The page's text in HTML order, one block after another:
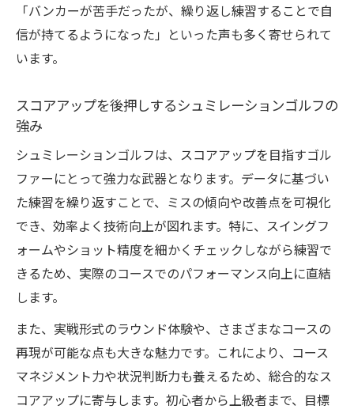
「バンカーが苦手だったが、繰り返し練習することで自
信が持てるようになった」といった声も多く寄せられて
います。
スコアアップを後押しするシュミレーションゴルフの
強み
シュミレーションゴルフは、スコアアップを目指すゴル
ファーにとって強力な武器となります。データに基づい
た練習を繰り返すことで、ミスの傾向や改善点を可視化
でき、効率よく技術向上が図れます。特に、スイングフ
ォームやショット精度を細かくチェックしながら練習で
きるため、実際のコースでのパフォーマンス向上に直結
します。
また、実戦形式のラウンド体験や、さまざまなコースの
再現が可能な点も大きな魅力です。これにより、コース
マネジメント力や状況判断力も養えるため、総合的なス
コアアップに寄与します。初心者から上級者まで、目標